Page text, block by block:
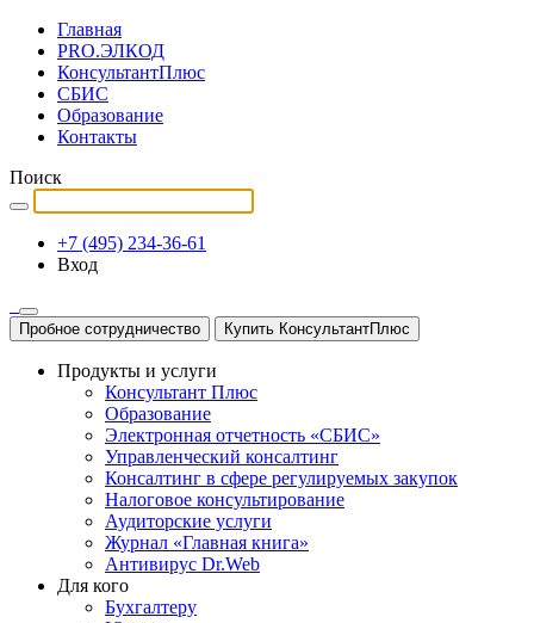
Главная
PRO.ЭЛКОД
КонсультантПлюс
СБИС
Образование
Контакты
Поиск
+7 (495) 234-36-61
Вход
Пробное сотрудничество Купить КонсультантПлюс
Продукты и услуги
Консультант Плюс
Образование
Электронная отчетность «СБИС»
Управленческий консалтинг
Консалтинг в сфере регулируемых закупок
Налоговое консультирование
Аудиторские услуги
Журнал «Главная книга»
Антивирус Dr.Web
Для кого
Бухгалтеру